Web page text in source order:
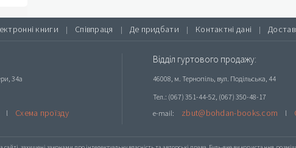
книги | Співпраця | Де придбати | Контактні дані |
34а
l Схема проїзду
Відділ гуртового продажу:
46008, м. Тернопіль, вул. Подільська, 44
Тел.: (067) 351-44-52, (067) 350-48-17
e-mail:
zbut@bohdan-books.com l